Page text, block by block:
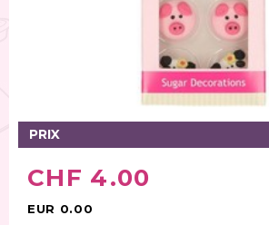
PRIX
CHF 4.00
EUR 0.00